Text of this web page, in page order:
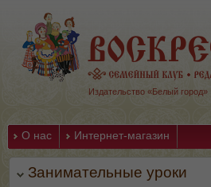
Издательство «Белый город»
О нас Интернет-магазин
Занимательные уроки